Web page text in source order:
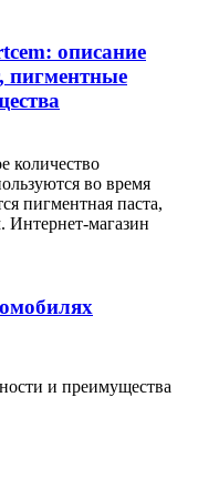
описание
пигментные
количество
во время
пигментная паста,
Интернет-магазин
и преимущества